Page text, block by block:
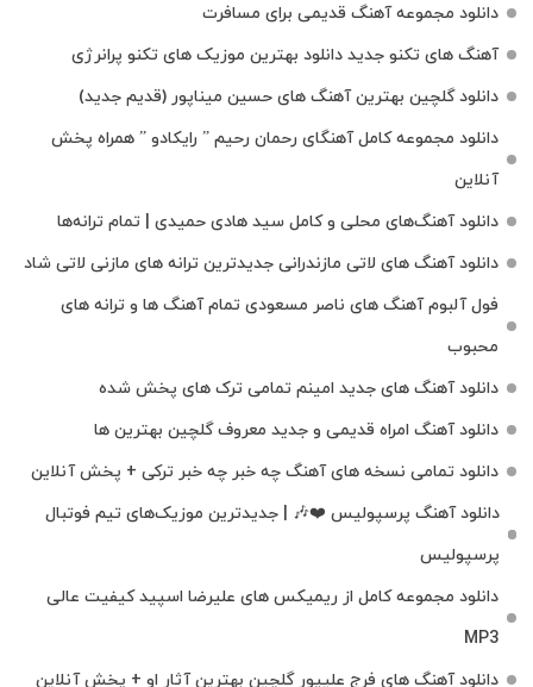
دانلود مجموعه آهنگ قدیمی برای مسافرت
آهنگ های تکنو جدید دانلود بهترین موزیک های تکنو پرانرژی
دانلود گلچین بهترین آهنگ های حسین میناپور (قدیم جدید)
دانلود مجموعه کامل آهنگای رحمان رحیم ” رایکادو ” همراه پخش
آنلاین
دانلود آهنگ‌های محلی و کامل سید هادی حمیدی | تمام ترانه‌ها
دانلود آهنگ‌ های لاتی مازندرانی جدیدترین ترانه های مازنی لاتی شاد
فول آلبوم آهنگ‌ های ناصر مسعودی تمام آهنگ‌ ها و ترانه‌ های
محبوب
دانلود آهنگ های جدید امینم تمامی ترک های پخش شده
دانلود آهنگ امراه قدیمی و جدید معروف گلچین بهترین ها
دانلود تمامی نسخه های آهنگ چه خبر چه خبر ترکی + پخش آنلاین
دانلود آهنگ پرسپولیس ❤️🎶 | جدیدترین موزیک‌های تیم فوتبال
پرسپولیس
دانلود مجموعه کامل از ریمیکس های علیرضا اسپید کیفیت عالی
MP3
دانلود آهنگ های فرج علیپور گلچین بهترین آثار او + پخش آنلاین